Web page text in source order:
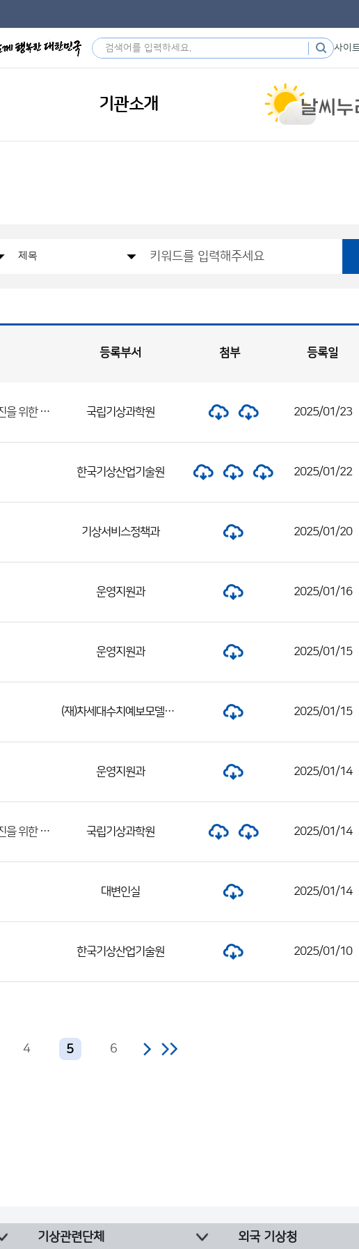
사이
기관소개
등록부서 첨부 등록일
「AR7 기후변화시나리오 및 기후예측 대용량 저장장치」 도입 사업 추진을 위한 정보요청 공고 국립기상과학원 2025/01/23
한국기상산업기술원 2025/01/22
기상서비스정책과 2025/01/20
운영지원과 2025/01/16
운영지원과 2025/01/15
(재)차세대수치예보모델개발사업단 2025/01/15
운영지원과 2025/01/14
「AR7 기후변화시나리오 및 기후예측 대용량 저장장치」 도입 사업 추진을 위한 정보요청 공고 국립기상과학원 2025/01/14
대변인실 2025/01/14
한국기상산업기술원 2025/01/10
4 5 6
기상관련단체 외국 기상청